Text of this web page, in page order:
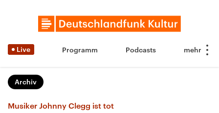
Live Programm Podcasts
Archiv
Musiker Johnny Clegg ist tot